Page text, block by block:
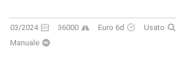
03/2024 36000 Euro 6d Usato
Manuale